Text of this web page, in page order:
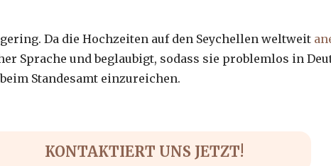
Da die Hochzeiten auf den Seychellen weltweit
Sprache und beglaubigt, sodass sie problemlos in
Standesamt einzureichen.
KONTAKTIERT UNS JETZT!